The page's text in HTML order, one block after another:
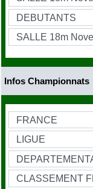
Infos Championnats